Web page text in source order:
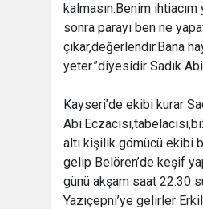
kalmasın.Benim
sonra parayı ben ne
çıkar,değerlendir.Bana
yeter.”diyesidir Sadık
Kayseri’de ekibi kurar
altı kişilik gömücü ekibi
gelip Belören’de keşif
günü akşam saat 22.30
Yazıçepni’ye gelirler